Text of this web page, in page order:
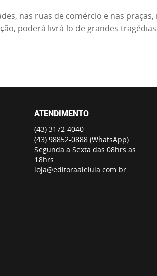
nas ruas de comércio e nas
poderá livrá-lo de grandes
ATENDIMENTO
(43) 3172-4040
(43) 98852-0888 (WhatsApp)
Segunda a Sexta das 08hrs as
18hrs.
loja@editoraaleluia.com.br